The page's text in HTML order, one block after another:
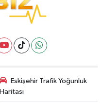
Eskişehir Trafik Yoğunluk
Haritası